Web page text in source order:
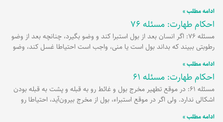
ادامه مطلب »
احکام طهارت: مسئله 76
مسئله 76: اگر انسان بعد از بول استبرا کند و وضو بگیرد، چنانچه بعد از وضو
رطوبتی ببیند که بداند بول است یا منی، واجب است احتیاطا غسل کند، وضو
ادامه مطلب »
احکام طهارت: مسئله 61
مسئله 61: در موقع تطهیر مخرج بول و غائط رو به قبله و پشت به قبله بودن
اشکالی ندارد. ولی اگر در موقع استبراء، بول از مخرج بیرون‌آید، احتیاطا رو
ادامه مطلب »